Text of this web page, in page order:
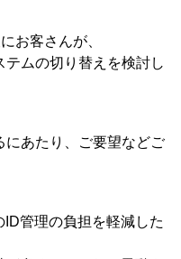
お客さんが、
テムの切り替えを検討し
にあたり、ご要望などご
ID管理の負担を軽減した